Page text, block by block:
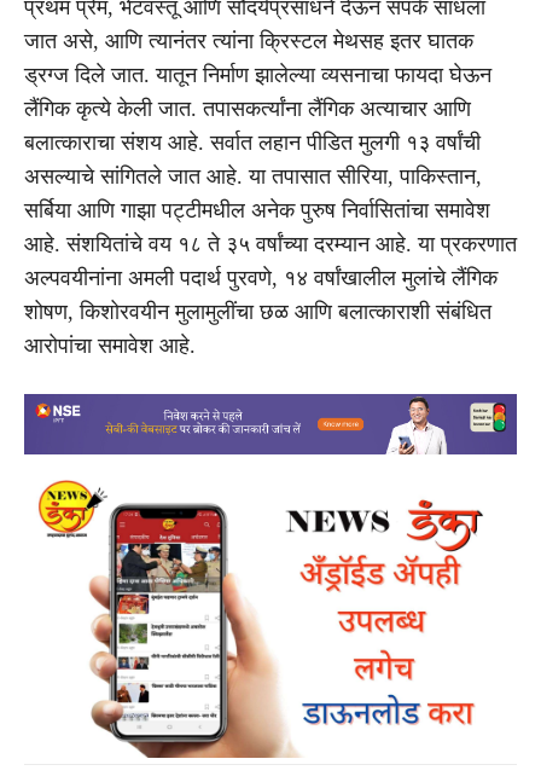
प्रथम प्रेम, भेटवस्तू आणि सौंदर्यप्रसाधने देऊन संपर्क साधला
जात असे, आणि त्यानंतर त्यांना क्रिस्टल मेथसह इतर घातक
ड्रग्ज दिले जात. यातून निर्माण झालेल्या व्यसनाचा फायदा घेऊन
लैंगिक कृत्ये केली जात. तपासकर्त्यांना लैंगिक अत्याचार आणि
बलात्काराचा संशय आहे. सर्वात लहान पीडित मुलगी १३ वर्षांची
असल्याचे सांगितले जात आहे. या तपासात सीरिया, पाकिस्तान,
सर्बिया आणि गाझा पट्टीमधील अनेक पुरुष निर्वासितांचा समावेश
आहे. संशयितांचे वय १८ ते ३५ वर्षांच्या दरम्यान आहे. या प्रकरणात
अल्पवयीनांना अमली पदार्थ पुरवणे, १४ वर्षांखालील मुलांचे लैंगिक
शोषण, किशोरवयीन मुलामुलींचा छळ आणि बलात्काराशी संबंधित
आरोपांचा समावेश आहे.